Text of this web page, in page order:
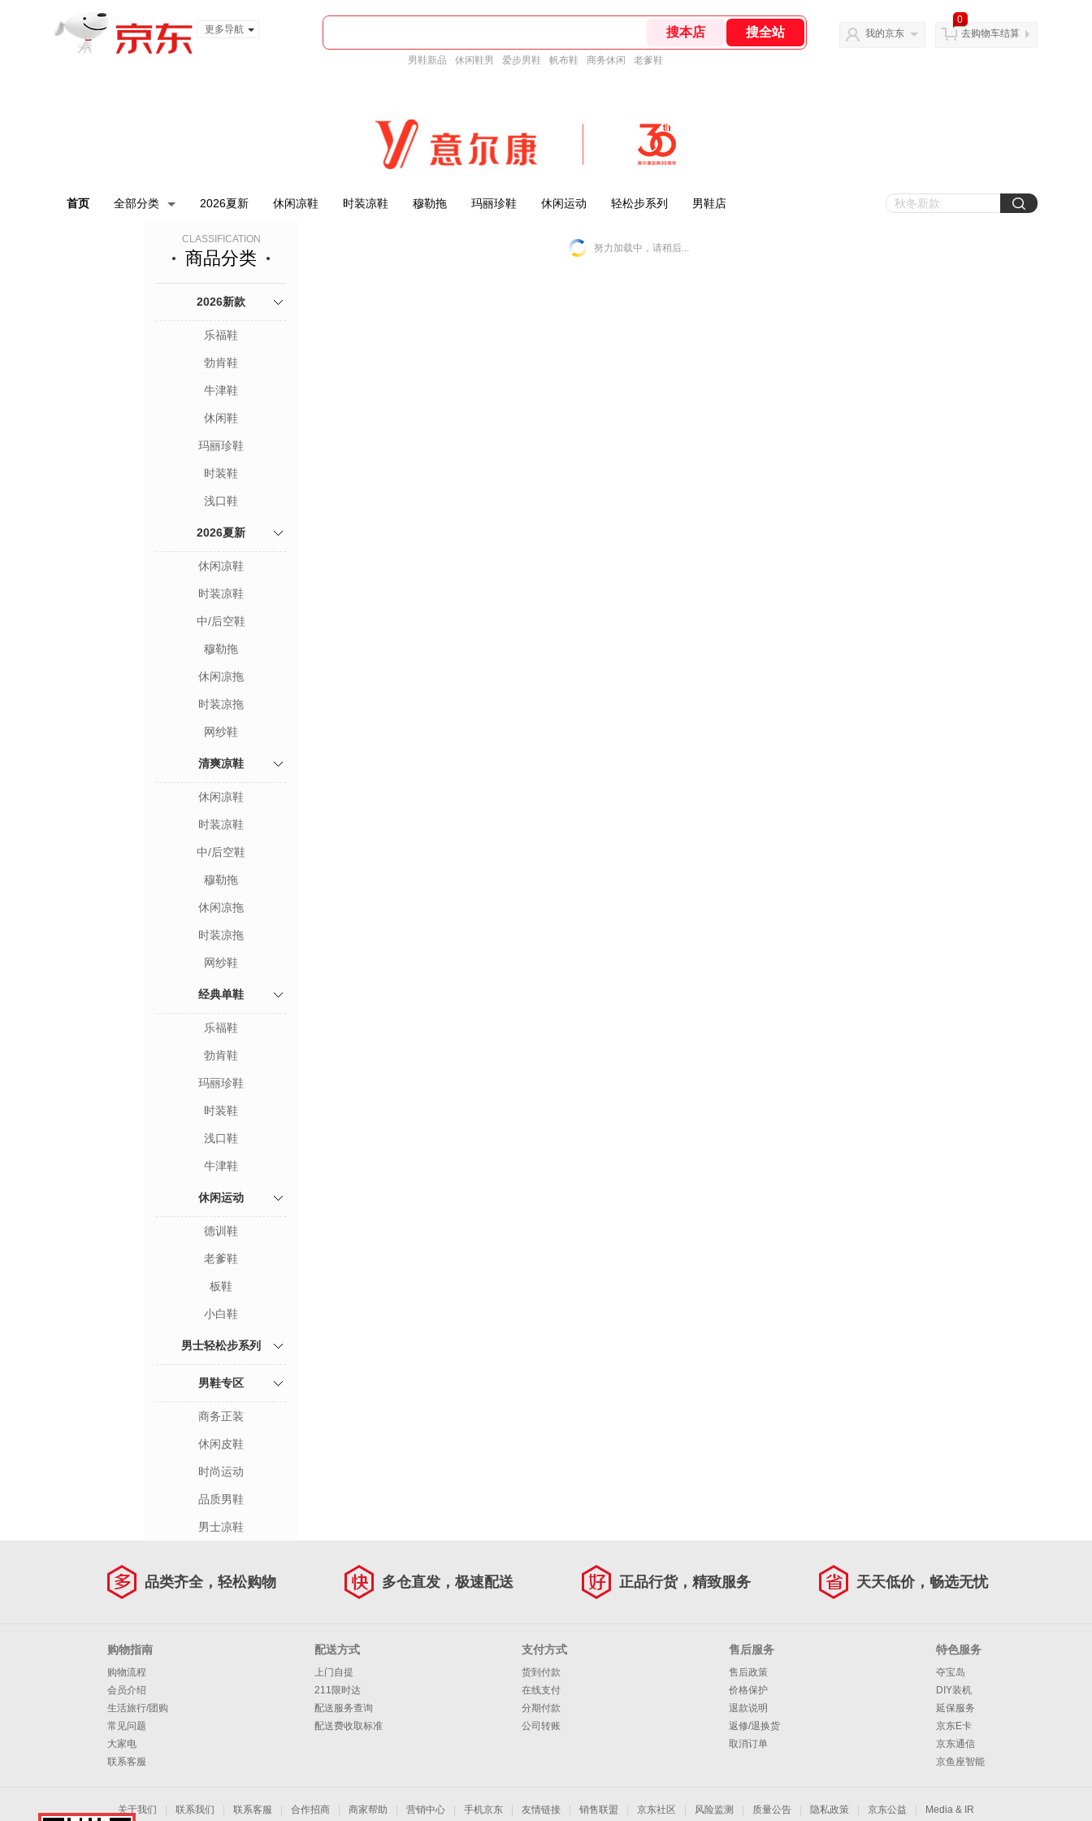
更多导航
男鞋新品 休闲鞋男 爱步男鞋 帆布鞋 商务休闲 老爹鞋
我的京东
0
去购物车结算
首页 全部分类 2026夏新 休闲凉鞋 时装凉鞋 穆勒拖 玛丽珍鞋 休闲运动 轻松步系列 男鞋店
CLASSIFICATION
商品分类
2026新款
乐福鞋
勃肯鞋
牛津鞋
休闲鞋
玛丽珍鞋
时装鞋
浅口鞋
2026夏新
休闲凉鞋
时装凉鞋
中/后空鞋
穆勒拖
休闲凉拖
时装凉拖
网纱鞋
清爽凉鞋
休闲凉鞋
时装凉鞋
中/后空鞋
穆勒拖
休闲凉拖
时装凉拖
网纱鞋
经典单鞋
乐福鞋
勃肯鞋
玛丽珍鞋
时装鞋
浅口鞋
牛津鞋
休闲运动
德训鞋
老爹鞋
板鞋
小白鞋
男士轻松步系列
男鞋专区
商务正装
休闲皮鞋
时尚运动
品质男鞋
男士凉鞋
努力加载中，请稍后...
品类齐全，轻松购物 多仓直发，极速配送 正品行货，精致服务 天天低价，畅选无忧
购物指南
购物流程
会员介绍
生活旅行/团购
常见问题
大家电
联系客服
配送方式
上门自提
211限时达
配送服务查询
配送费收取标准
支付方式
货到付款
在线支付
分期付款
公司转账
售后服务
售后政策
价格保护
退款说明
返修/退换货
取消订单
特色服务
夺宝岛
DIY装机
延保服务
京东E卡
京东通信
京鱼座智能
关于我们 联系我们 联系客服 合作招商 商家帮助 营销中心 手机京东 友情链接 销售联盟 京东社区 风险监测 质量公告 隐私政策 京东公益 Media & IR